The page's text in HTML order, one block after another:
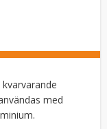
med